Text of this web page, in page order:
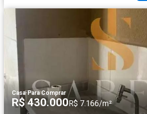
Casa·Para Comprar
R$ 430.000R$ 7.166/m²